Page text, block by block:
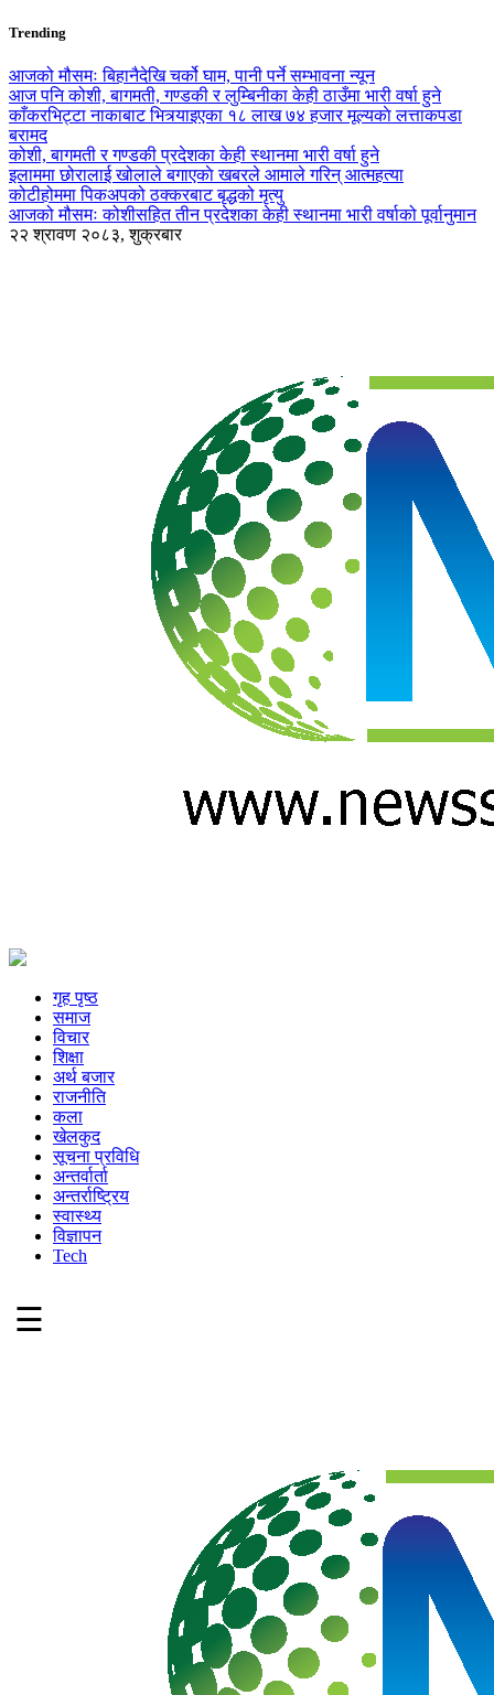
Trending
आजको मौसमः बिहानैदेखि चर्को घाम, पानी पर्ने सम्भावना न्यून
आज पनि कोशी, बागमती, गण्डकी र लुम्बिनीका केही ठाउँमा भारी वर्षा हुने
काँकरभिट्टा नाकाबाट भित्र्याइएका १८ लाख ७४ हजार मूल्यकाे लत्ताकपडा
बरामद
कोशी, बागमती र गण्डकी प्रदेशका केही स्थानमा भारी वर्षा हुने
इलाममा छोरालाई खोलाले बगाएकाे खबरले आमाले गरिन् आत्महत्या
कोटीहोममा पिकअपको ठक्करबाट बृद्धको मृत्यु
आजको मौसमः कोशीसहित तीन प्रदेशका केही स्थानमा भारी वर्षाको पूर्वानुमान
२२ श्रावण २०८३, शुक्रबार
गृह पृष्ठ
समाज
विचार
शिक्षा
अर्थ बजार
राजनीति
कला
खेलकुद
सूचना प्रविधि
अन्तर्वार्ता
अन्तर्राष्ट्रिय
स्वास्थ्य
विज्ञापन
Tech
☰